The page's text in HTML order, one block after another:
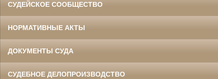
СУДЕЙСКОЕ СООБЩЕСТВО
НОРМАТИВНЫЕ АКТЫ
ДОКУМЕНТЫ СУДА
СУДЕБНОЕ ДЕЛОПРОИЗВОДСТВО